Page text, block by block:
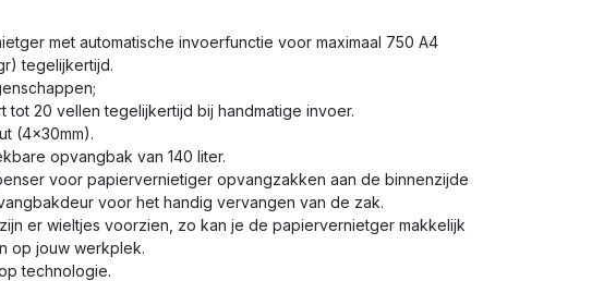
met automatische invoerfunctie voor maximaal 750 A4
tegelijkertijd.
tot 20 vellen tegelijkertijd bij handmatige invoer.
(4x30mm).
opvangbak van 140 liter.
voor papiervernietiger opvangzakken aan de binnenzijde
voor het handig vervangen van de zak.
er wieltjes voorzien, zo kan je de papiervernietger makkelijk
op jouw werkplek.
technologie.